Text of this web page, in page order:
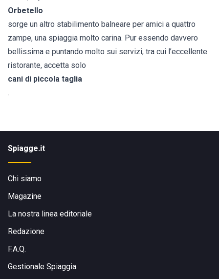
Orbetello
sorge un altro stabilimento balneare per amici a quattro
zampe, una spiaggia molto carina. Pur essendo davvero
bellissima e puntando molto sui servizi, tra cui l’eccellente
ristorante, accetta solo
cani di piccola taglia
.
Spiagge.it
Chi siamo
Magazine
La nostra linea editoriale
Redazione
F.A.Q.
Gestionale Spiaggia